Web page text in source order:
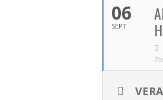
06
SEPT